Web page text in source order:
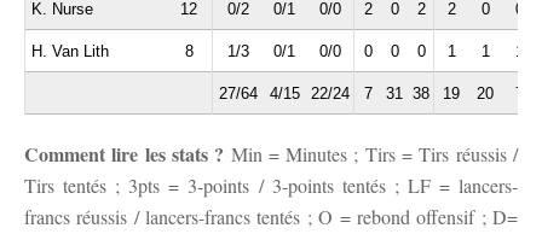
K. Nurse 12 0/2 0/1 0/0 2 0 2 2 0 0
H. Van Lith 8 1/3 0/1 0/0 0 0 0 1 1 1
27/64 4/15 22/24 7 31 38 19 20 7
Comment lire les stats ? Min = Minutes ; Tirs = Tirs réussis /
Tirs tentés ; 3pts = 3-points / 3-points tentés ; LF = lancers-
francs réussis / lancers-francs tentés ; O = rebond offensif ; D=